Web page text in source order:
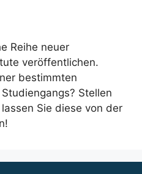
Reihe neuer
veröffentlichen.
bestimmten
Stellen
Sie diese von der